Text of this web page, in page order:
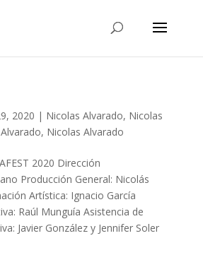
2020 | Nicolas Alvarado, Nicolas
, Nicolas Alvarado
2020 Dirección
Producción General: Nicolás
Artística: Ignacio García
Raúl Munguía Asistencia de
Javier González y Jennifer Soler